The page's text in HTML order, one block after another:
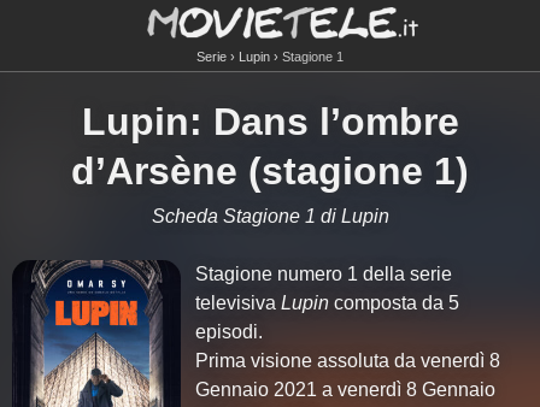
Serie Lupin Stagione 1
Lupin: Dans l’ombre
d’Arsène (stagione 1)
Scheda Stagione 1 di Lupin
Stagione numero 1 della serie
televisivaLupin composta da 5
episodi.
Prima visione assoluta da venerdì 8
Gennaio 2021 a venerdì 8 Gennaio